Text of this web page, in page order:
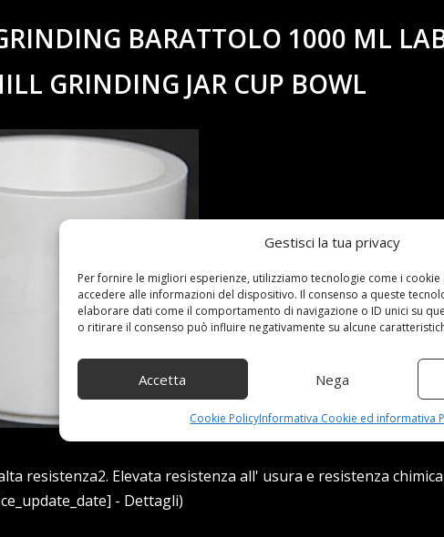
Gestisci la tua privacy
Per fornire le migliori esperienze, utilizziamo tecnologie come i
accedere alle informazioni del dispositivo. Il consenso a queste
elaborare dati come il comportamento di navigazione o ID unici su
o ritirare il consenso può influire negativamente su alcune
Accetta Nega
Cookie PolicyInformativa Cookie ed informativa
BARATTOLO 1000 ML
GRINDING JAR CUP BOWL
resistenza2. Elevata resistenza all' usura e resistenza
- Dettagli)